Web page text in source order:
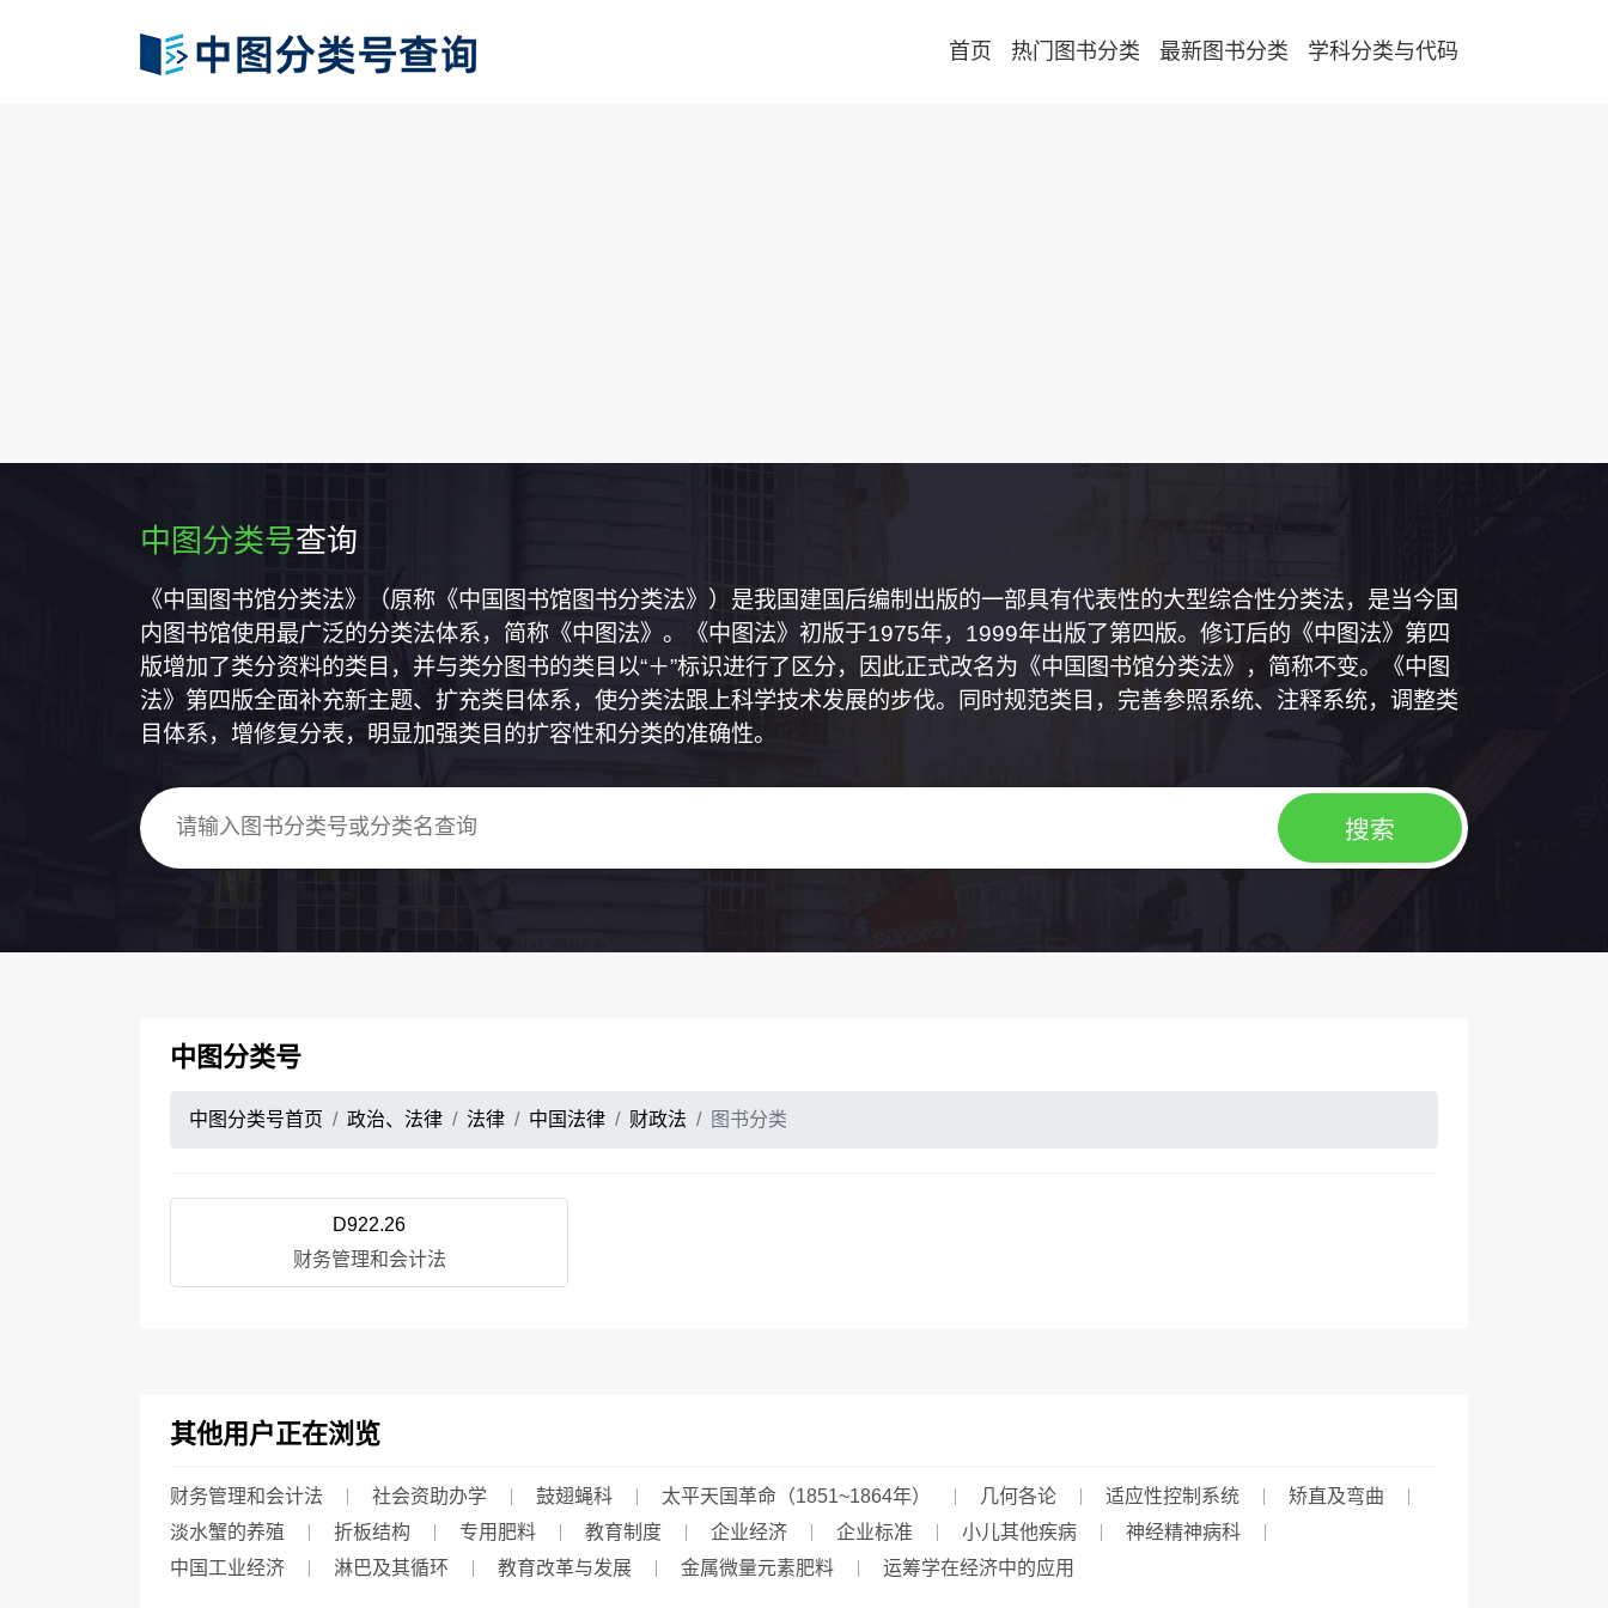
首页 热门图书分类 最新图书分类 学科分类与代码
中图分类号查询
《中国图书馆分类法》（原称《中国图书馆图书分类法》）是我国建国后编制出版的一部具有代表性的大型综合性分类法，是当今国
内图书馆使用最广泛的分类法体系，简称《中图法》。《中图法》初版于1975年，1999年出版了第四版。修订后的《中图法》第四
版增加了类分资料的类目，并与类分图书的类目以“＋”标识进行了区分，因此正式改名为《中国图书馆分类法》，简称不变。《中图
法》第四版全面补充新主题、扩充类目体系，使分类法跟上科学技术发展的步伐。同时规范类目，完善参照系统、注释系统，调整类
目体系，增修复分表，明显加强类目的扩容性和分类的准确性。
中图分类号
中图分类号首页 政治、法律 法律 中国法律 财政法 图书分类
D922.26
财务管理和会计法
其他用户正在浏览
财务管理和会计法 社会资助办学 鼓翅蝇科 太平天国革命（1851~1864年） 几何各论 适应性控制系统
矫直及弯曲
淡水蟹的养殖
折板结构 专用肥料 教育制度 企业经济 企业标准 小儿其他疾病
神经精神病科
中国工业经济
淋巴及其循环 教育改革与发展 金属微量元素肥料 运筹学在经济中的应用